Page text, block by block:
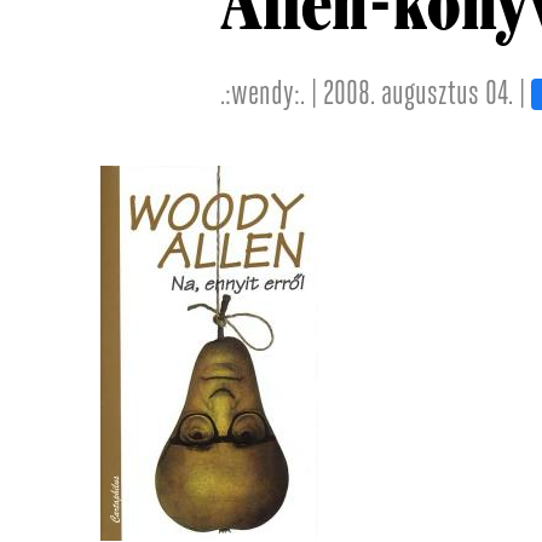
.:wendy:. | 2008. augusztus 04. |